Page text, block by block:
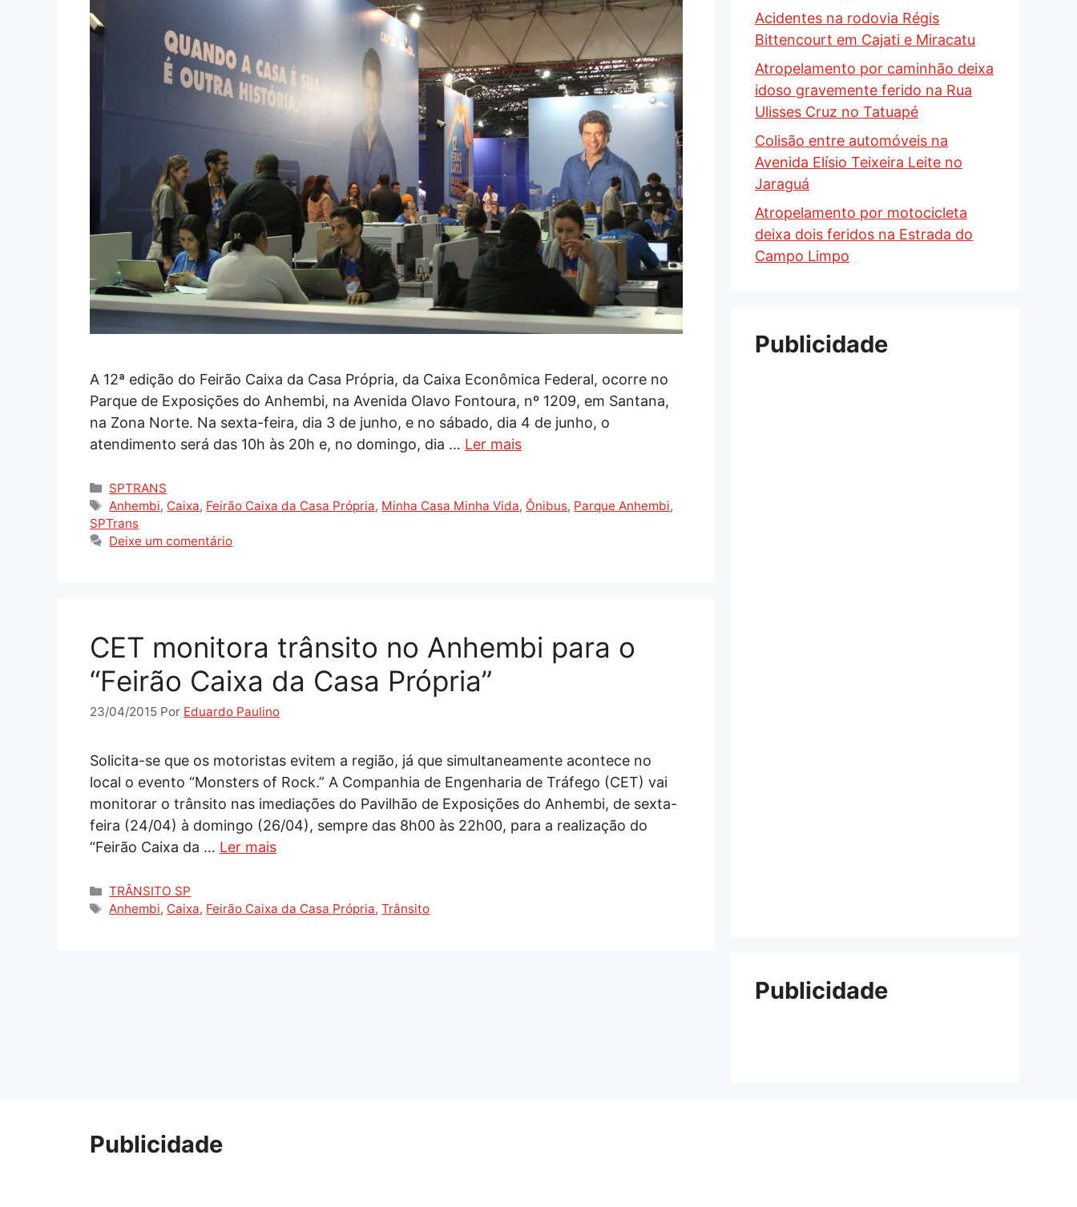
A 12ª edição do Feirão Caixa da Casa Própria, da Caixa Econômica Federal, ocorre no
Parque de Exposições do Anhembi, na Avenida Olavo Fontoura, nº 1209, em Santana,
na Zona Norte. Na sexta-feira, dia 3 de junho, e no sábado, dia 4 de junho, o
atendimento será das 10h às 20h e, no domingo, dia … Ler mais
Categorias
SPTRANS
Tags
Anhembi, Caixa, Feirão Caixa da Casa Própria, Minha Casa Minha Vida, Ônibus, Parque Anhembi,
SPTrans
Deixe um comentário
CET monitora trânsito no Anhembi para o
“Feirão Caixa da Casa Própria”
23/04/2015 Por Eduardo Paulino
Solicita-se que os motoristas evitem a região, já que simultaneamente acontece no
local o evento “Monsters of Rock.” A Companhia de Engenharia de Tráfego (CET) vai
monitorar o trânsito nas imediações do Pavilhão de Exposições do Anhembi, de sexta-
feira (24/04) à domingo (26/04), sempre das 8h00 às 22h00, para a realização do
“Feirão Caixa da … Ler mais
Categorias
TRÂNSITO SP
Tags
Anhembi, Caixa, Feirão Caixa da Casa Própria,Trânsito
Acidentes na rodovia Régis
Bittencourt em Cajati e Miracatu
Atropelamento por caminhão deixa
idoso gravemente ferido na Rua
Ulisses Cruz no Tatuapé
Colisão entre automóveis na
Avenida Elísio Teixeira Leite no
Jaraguá
Atropelamento por motocicleta
deixa dois feridos na Estrada do
Campo Limpo
Publicidade
Publicidade
Publicidade